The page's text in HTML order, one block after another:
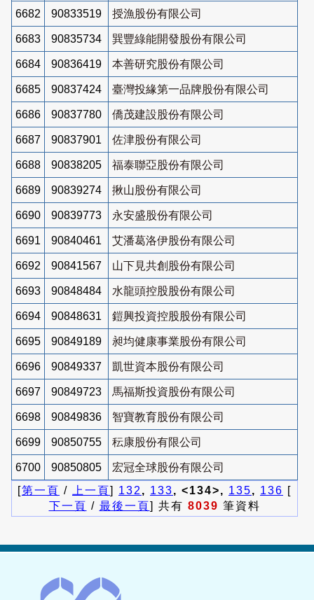
6682 90833519 授漁股份有限公司
6683 90835734 巽豐綠能開發股份有限公司
6684 90836419 本善研究股份有限公司
6685 90837424 臺灣投緣第一品牌股份有限公司
6686 90837780 僑茂建設股份有限公司
6687 90837901 佐津股份有限公司
6688 90838205 福泰聯亞股份有限公司
6689 90839274 揪山股份有限公司
6690 90839773 永安盛股份有限公司
6691 90840461 艾潘葛洛伊股份有限公司
6692 90841567 山下見共創股份有限公司
6693 90848484 水龍頭控股股份有限公司
6694 90848631 鎧興投資控股股份有限公司
6695 90849189 昶均健康事業股份有限公司
6696 90849337 凱世資本股份有限公司
6697 90849723 馬福斯投資股份有限公司
6698 90849836 智寶教育股份有限公司
6699 90850755 秐康股份有限公司
6700 90850805
宏冠全球股份有限公司
[第一頁 / 上一頁] 132 , 133, <134>, 135, 136 [
下一頁 / 最後一頁] 共有 8039 筆資料